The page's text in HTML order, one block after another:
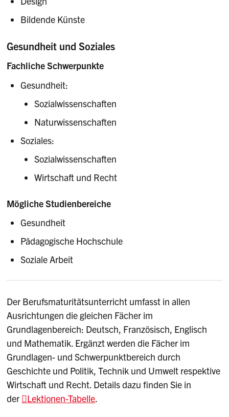
Bildende Künste
Gesundheit und Soziales
Fachliche Schwerpunkte
Gesundheit:
Sozialwissenschaften
Naturwissenschaften
Soziales:
Sozialwissenschaften
Wirtschaft und Recht
Mögliche Studienbereiche
Gesundheit
Pädagogische Hochschule
Soziale Arbeit
Der Berufsmaturitätsunterricht umfasst in allen
Ausrichtungen die gleichen Fächer im
Grundlagenbereich: Deutsch, Französisch, Englisch
und Mathematik. Ergänzt werden die Fächer im
Grundlagen- und Schwerpunktbereich durch
Geschichte und Politik, Technik und Umwelt respektive
Wirtschaft und Recht. Details dazu finden Sie in
der
Lektionen-Tabelle.